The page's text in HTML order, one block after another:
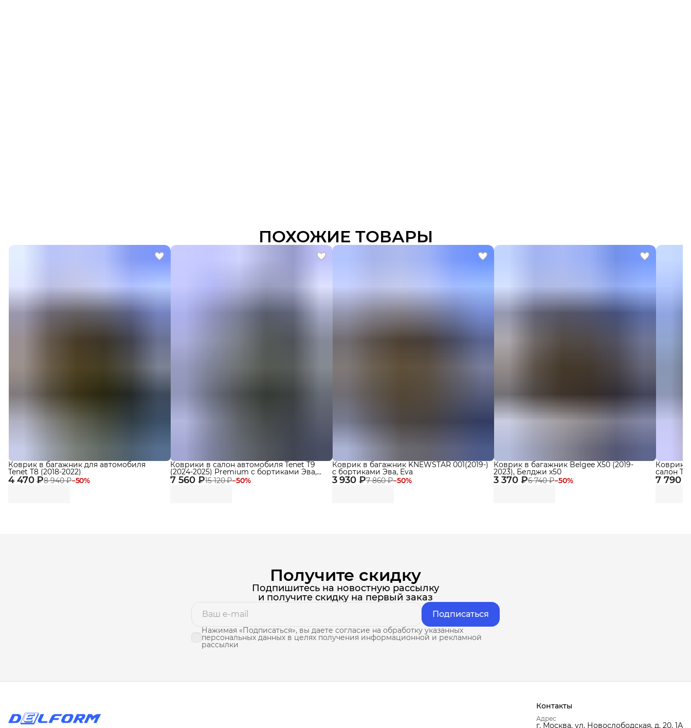
ПОХОЖИЕ ТОВАРЫ
4 470 ₽8 940 ₽−50%
Коврик в багажник для автомобиля
Tenet T8 (2018-2022)
7 560 ₽15 120 ₽−50%
Коврики в салон автомобиля Tenet T9
(2024-2025) Premium с бортиками Эва,
Eva 3 930 ₽7 860 ₽−50%
Коврик в багажник KNEWSTAR 001(2019-)
с бортиками Эва, Eva
3 370 ₽6 740 ₽−50%
Коврик в багажник Belgee X50 (2019-
2023), Белджи х50
7 790 ₽
Коврики
салон
Получите скидку
Подпишитесь на новостную рассылку
и получите скидку на первый заказ
Подписаться
Нажимая «Подписаться», вы даете согласие на обработку указанных
персональных данных в целях получения информационной и рекламной
рассылки
Контакты
Адрес
г. Москва, ул. Новослободская, д. 20, 1А